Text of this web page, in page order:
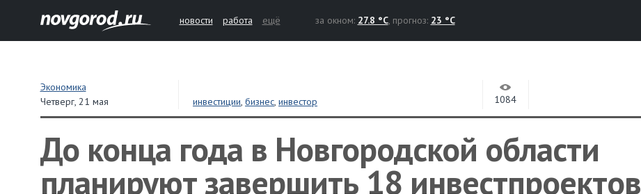
новости работа ещё за окном: 27.8 °C, прогноз: 23 °C
Экономика
Четверг, 21 мая инвестиции,бизнес,инвестор 1084
До конца года в Новгородской области
планируют завершить 18 инвестпроектов